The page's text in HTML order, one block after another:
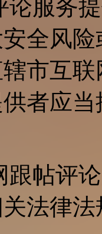
论服务
全风
市互
者应
跟帖评
法律